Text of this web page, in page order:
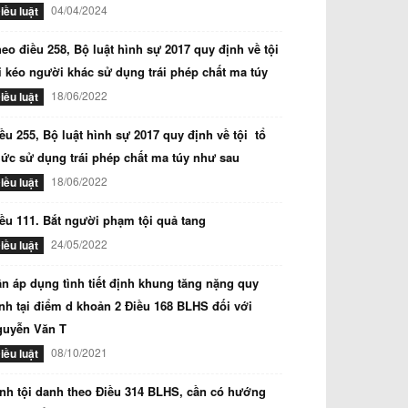
luật 04/04/2024
điều 258, Bộ luật hình sự 2017 quy định về tội
kéo người khác sử dụng trái phép chất ma túy
luật 18/06/2022
255, Bộ luật hình sự 2017 quy định về tội tổ
sử dụng trái phép chất ma túy như sau
luật 18/06/2022
111. Bắt người phạm tội quả tang
luật 24/05/2022
áp dụng tình tiết định khung tăng nặng quy
tại điểm d khoản 2 Điều 168 BLHS đối với
Văn T
luật 08/10/2021
tội danh theo Điều 314 BLHS, cần có hướng